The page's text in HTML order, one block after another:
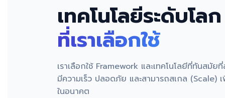
เทคโนโลยีระดับโลก
ที่เราเลือกใช้
เราเลือกใช้ Framework และเทคโนโลยีที่ทันสมั
มีความเร็ว ปลอดภัย และสามารถสเกล (Scale)
ในอนาคต